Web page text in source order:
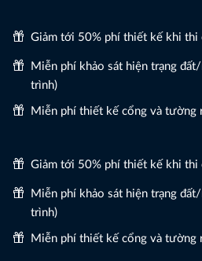
Giảm tới 50% phí thiết kế khi thi
Miễn phí khảo sát hiện trạng
trình)
Miễn phí thiết kế cổng và tường
Giảm tới 50% phí thiết kế khi thi
Miễn phí khảo sát hiện trạng
trình)
Miễn phí thiết kế cổng và tường